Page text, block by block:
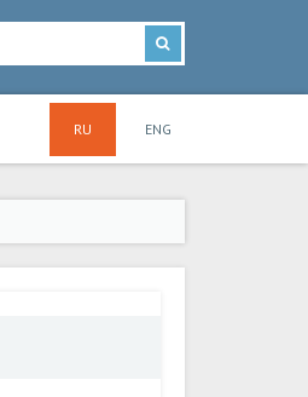
RU ENG